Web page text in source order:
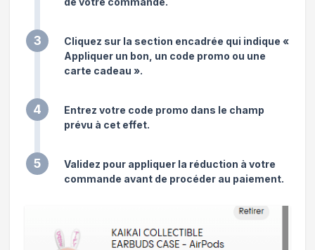
3
Cliquez sur la section encadrée qui indique «
Appliquer un bon, un code promo ou une
carte cadeau ».
4
Entrez votre code promo dans le champ
prévu à cet effet.
5
Validez pour appliquer la réduction à votre
commande avant de procéder au paiement.